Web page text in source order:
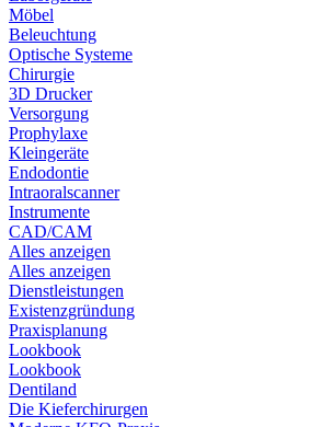
Möbel
Beleuchtung
Optische Systeme
Chirurgie
3D Drucker
Versorgung
Prophylaxe
Kleingeräte
Endodontie
Intraoralscanner
Instrumente
CAD/CAM
Alles anzeigen
Alles anzeigen
Dienstleistungen
Existenzgründung
Praxisplanung
Lookbook
Lookbook
Dentiland
Die Kieferchirurgen